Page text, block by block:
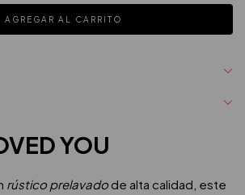
YOU
rústico prelavado de alta calidad, este